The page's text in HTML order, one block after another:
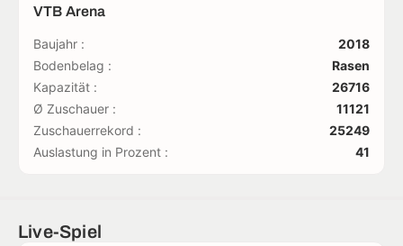
VTB Arena
Baujahr :
2018
Bodenbelag :
Rasen
Kapazität :
26716
Ø Zuschauer :
11121
Zuschauerrekord :
25249
Auslastung in Prozent :
41
Live-Spiel